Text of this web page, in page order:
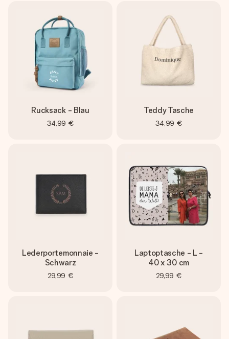
Rucksack - Blau
34,99 €
Teddy Tasche
34,99 €
Lederportemonnaie -
Schwarz
29,99 €
Laptoptasche - L -
40 x 30 cm
29,99 €